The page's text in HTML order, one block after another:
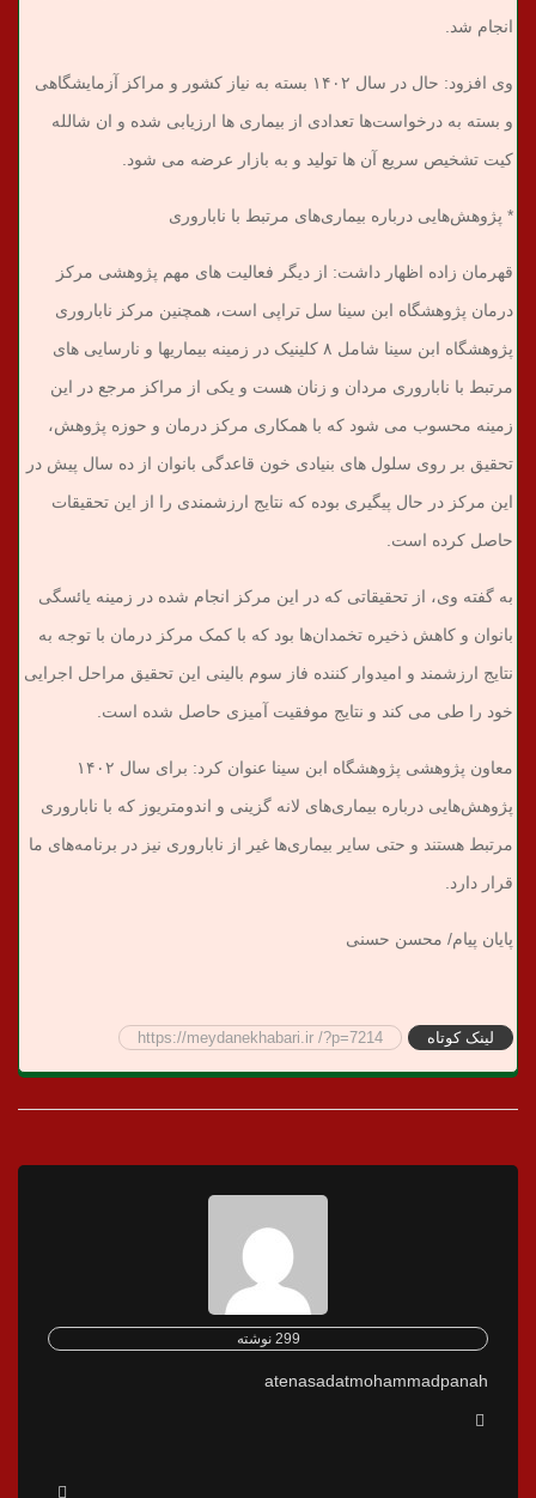
انجام شد.
وی افزود: حال در سال ۱۴۰۲ بسته به نیاز کشور و مراکز آزمایشگاهی
و بسته به درخواست‌ها تعدادی از بیماری ها ارزیابی شده و ان شالله
کیت تشخیص سریع آن ها تولید و به بازار عرضه می شود.
* پژوهش‌هایی درباره بیماری‌های مرتبط با ناباروری
قهرمان زاده اظهار داشت: از دیگر فعالیت های مهم پژوهشی مرکز
درمان پژوهشگاه ابن سینا سل تراپی است، همچنین مرکز ناباروری
پژوهشگاه ابن سینا شامل ۸ کلینیک در زمینه بیماریها و نارسایی های
مرتبط با ناباروری مردان و زنان هست و یکی از مراکز مرجع در این
زمینه محسوب می شود که با همکاری مرکز درمان و حوزه پژوهش،
تحقیق بر روی سلول های بنیادی خون قاعدگی بانوان از ده سال پیش در
این مرکز در حال پیگیری بوده که نتایج ارزشمندی را از این تحقیقات
حاصل کرده است.
به گفته وی، از تحقیقاتی که در این مرکز انجام شده در زمینه یائسگی
بانوان و کاهش ذخیره تخمدان‌ها بود که با کمک مرکز درمان با توجه به
نتایج ارزشمند و امیدوار کننده فاز سوم بالینی این تحقیق مراحل اجرایی
خود را طی می کند و نتایج موفقیت آمیزی حاصل شده است.
معاون پژوهشی پژوهشگاه ابن سینا عنوان کرد: برای سال ۱۴۰۲
پژوهش‌هایی درباره بیماری‌های لانه گزینی و اندومتریوز که با ناباروری
مرتبط هستند و حتی سایر بیماری‌ها غیر از ناباروری نیز در برنامه‌های ما
قرار دارد.
پایان پیام/ محسن حسنی
لینک کوتاه https://meydanekhabari.ir /?p=7214
299 نوشته
atenasadatmohammadpanah